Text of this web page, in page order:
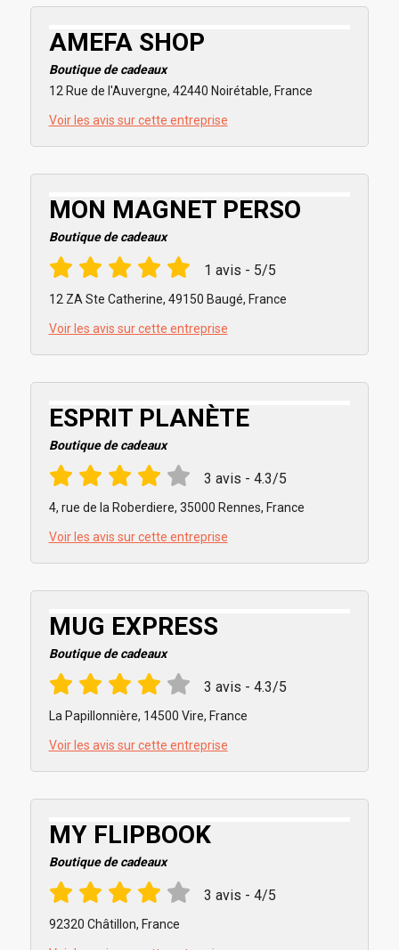
AMEFA SHOP
Boutique de cadeaux
12 Rue de l'Auvergne, 42440 Noirétable, France
Voir les avis sur cette entreprise
MON MAGNET PERSO
Boutique de cadeaux
1 avis - 5/5
12 ZA Ste Catherine, 49150 Baugé, France
Voir les avis sur cette entreprise
ESPRIT PLANÈTE
Boutique de cadeaux
3 avis - 4.3/5
4, rue de la Roberdiere, 35000 Rennes, France
Voir les avis sur cette entreprise
MUG EXPRESS
Boutique de cadeaux
3 avis - 4.3/5
La Papillonnière, 14500 Vire, France
Voir les avis sur cette entreprise
MY FLIPBOOK
Boutique de cadeaux
3 avis - 4/5
92320 Châtillon, France